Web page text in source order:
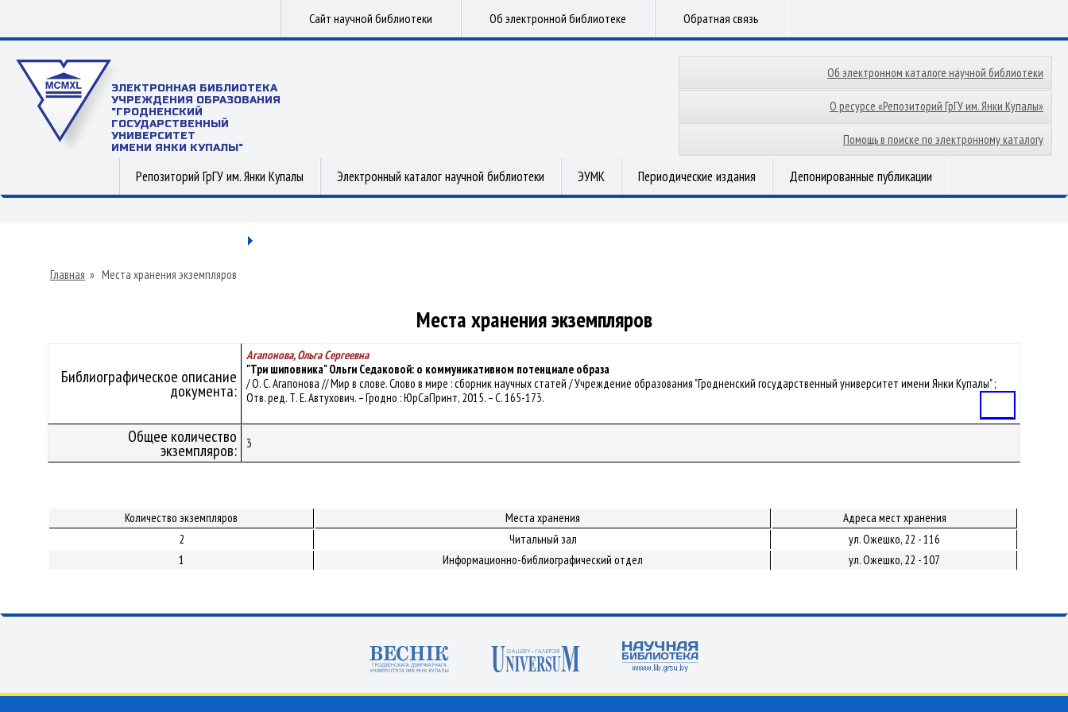
Сайт научной библиотеки Об электронной библиотеке Обратная связь
ЭЛЕКТРОННАЯ БИБЛИОТЕКА
УЧРЕЖДЕНИЯ ОБРАЗОВАНИЯ
"ГРОДНЕНСКИЙ
ГОСУДАРСТВЕННЫЙ
УНИВЕРСИТЕТ
ИМЕНИ ЯНКИ КУПАЛЫ"
Об электронном каталоге научной библиотеки
О ресурсе «Репозиторий ГрГУ им. Янки Купалы»
Помощь в поиске по электронному каталогу
Репозиторий ГрГУ им. Янки Купалы Электронный каталог научной библиотеки ЭУМК Периодические издания Депонированные публикации
Главная » Места хранения экземпляров
Места хранения экземпляров
Библиографическое описание
документа:
Агапонова, Ольга Сергеевна
"Три шиповника" Ольги Седаковой: о коммуникативном потенциале образа
/ О. С. Агапонова // Мир в слове. Слово в мире : сборник научных статей / Учреждение образования "Гродненский государственный университет имени Янки Купалы" ;
Отв. ред. Т. Е. Автухович. – Гродно : ЮрСаПринт, 2015. – С. 165-173.
Общее количество
экземпляров: 3
Количество экземпляров Места хранения
Адреса мест хранения
2
Читальный зал
ул. Ожешко, 22 - 116
1
Информационно-библиографический отдел ул. Ожешко, 22 - 107